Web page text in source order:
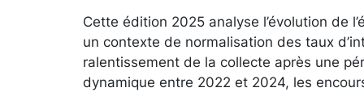
Cette édition 2025 analyse l’évolution de
un contexte de normalisation des taux
ralentissement de la collecte après une
dynamique entre 2022 et 2024, les